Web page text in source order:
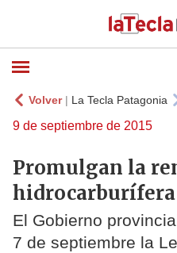
Volver| La Tecla Patagonia
9 de septiembre de 2015
Promulgan la
hidrocarburífera
El Gobierno
7 de septiembre la